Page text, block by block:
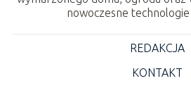
nowoczesne
REDAKCJA
KONTAKT